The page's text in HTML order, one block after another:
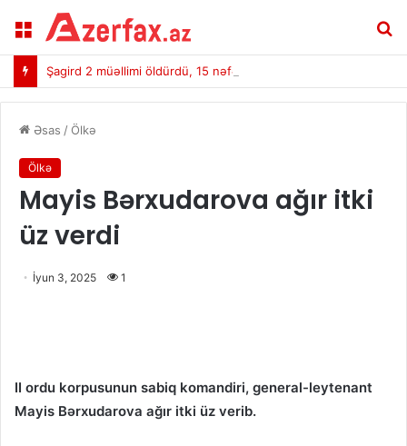
Menu
Şagird 2 müəllimi öldürdü, 15 nəfəri…
Əsas /Ölkə
Ölkə
Mayis Bərxudarova ağır itki
üz verdi
İyun 3, 2025 1
II ordu korpusunun sabiq komandiri, general-leytenant
Mayis Bərxudarova ağır itki üz verib.